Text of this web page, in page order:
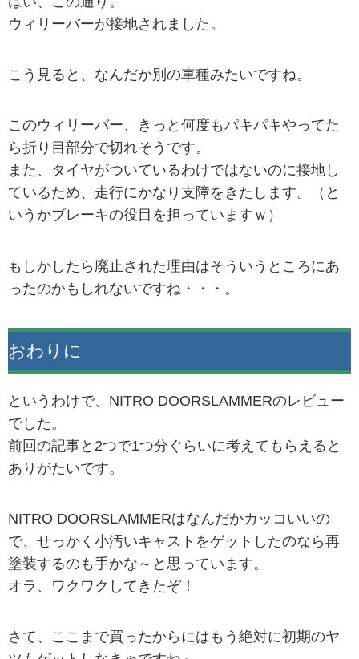
ウィリーバーが接地されました。
こう見ると、なんだか別の車種みたいですね。
このウィリーバー、きっと何度もパキパキやってた
ら折り目部分で切れそうです。
また、タイヤがついているわけではないのに接地し
ているため、走行にかなり支障をきたします。（と
いうかブレーキの役目を担っていますｗ）
もしかしたら廃止された理由はそういうところにあ
ったのかもしれないですね・・・。
おわりに
というわけで、NITRO DOORSLAMMERのレビュー
でした。
前回の記事と2つで1つ分ぐらいに考えてもらえると
ありがたいです。
NITRO DOORSLAMMERはなんだかカッコいいの
で、せっかく小汚いキャストをゲットしたのなら再
塗装するのも手かな～と思っています。
オラ、ワクワクしてきたぞ！
さて、ここまで買ったからにはもう絶対に初期のヤ